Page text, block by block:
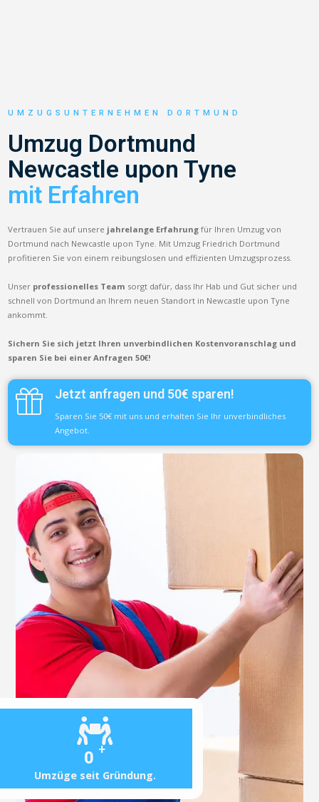
0 +
Umzüge seit Gründung.
UMZUGSUNTERNEHMEN DORTMUND
Umzug Dortmund
Newcastle upon Tyne
mit Erfahren
Vertrauen Sie auf unsere jahrelange Erfahrung für Ihren Umzug von
Dortmund nach Newcastle upon Tyne. Mit Umzug Friedrich Dortmund
profitieren Sie von einem reibungslosen und effizienten Umzugsprozess.
Unser professionelles Team sorgt dafür, dass Ihr Hab und Gut sicher und
schnell von Dortmund an Ihrem neuen Standort in Newcastle upon Tyne
ankommt.
Sichern Sie sich jetzt Ihren unverbindlichen Kostenvoranschlag und
sparen Sie bei einer Anfragen 50€!
Jetzt anfragen und 50€ sparen!
Sparen Sie 50€ mit uns und erhalten Sie Ihr unverbindliches
Angebot.